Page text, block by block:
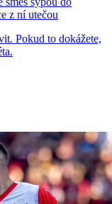
z ní utečou
Pokud to dokážete,